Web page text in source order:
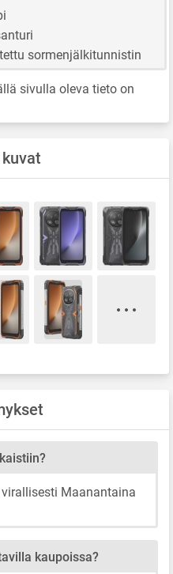
sormenjälkitunnistin
sivulla oleva tieto on
Maanantaina
kaupoissa?